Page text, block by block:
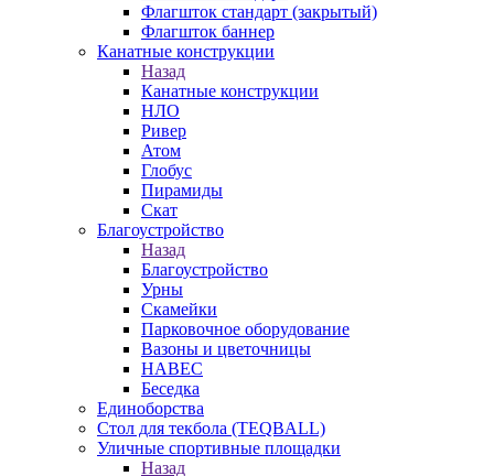
Флагшток стандарт (закрытый)
Флагшток баннер
Канатные конструкции
Назад
Канатные конструкции
НЛО
Ривер
Атом
Глобус
Пирамиды
Скат
Благоустройство
Назад
Благоустройство
Урны
Скамейки
Парковочное оборудование
Вазоны и цветочницы
НАВЕС
Беседка
Единоборства
Стол для текбола (TEQBALL)
Уличные спортивные площадки
Назад